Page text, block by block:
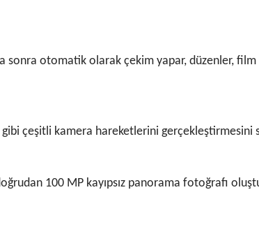
otomatik olarak çekim yapar, düzenler,
çeşitli kamera hareketlerini gerçekleştirmesini
100 MP kayıpsız panorama fotoğrafı